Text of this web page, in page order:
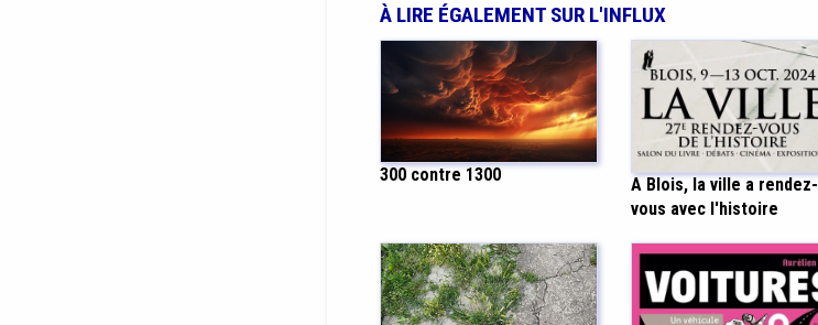
À LIRE ÉGALEMENT SUR L'INFLUX
300 contre 1300
A Blois, la ville a rendez-
vous avec l'histoire